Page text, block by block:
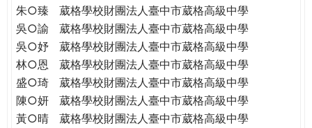
朱○臻
葳格學校財團法人臺中市葳格高級中學
吳○諭
葳格學校財團法人臺中市葳格高級中學
吳○妤
葳格學校財團法人臺中市葳格高級中學
林○恩
葳格學校財團法人臺中市葳格高級中學
盛○琦
葳格學校財團法人臺中市葳格高級中學
陳○妍
葳格學校財團法人臺中市葳格高級中學
黃○晴
葳格學校財團法人臺中市葳格高級中學